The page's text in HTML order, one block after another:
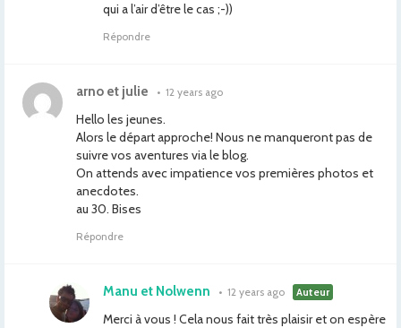
qui a l’air d’être le cas ;-))
Répondre
arno et julie • 12 years ago
Hello les jeunes.
Alors le départ approche! Nous ne manqueront pas de
suivre vos aventures via le blog.
On attends avec impatience vos premières photos et
anecdotes.
au 30. Bises
Répondre
Manu et Nolwenn • 12 years ago Auteur
Merci à vous ! Cela nous fait très plaisir et on espère